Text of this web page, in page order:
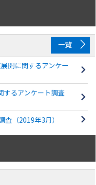
一覧
開に関するアンケー
するアンケート調査
（2019年3月）